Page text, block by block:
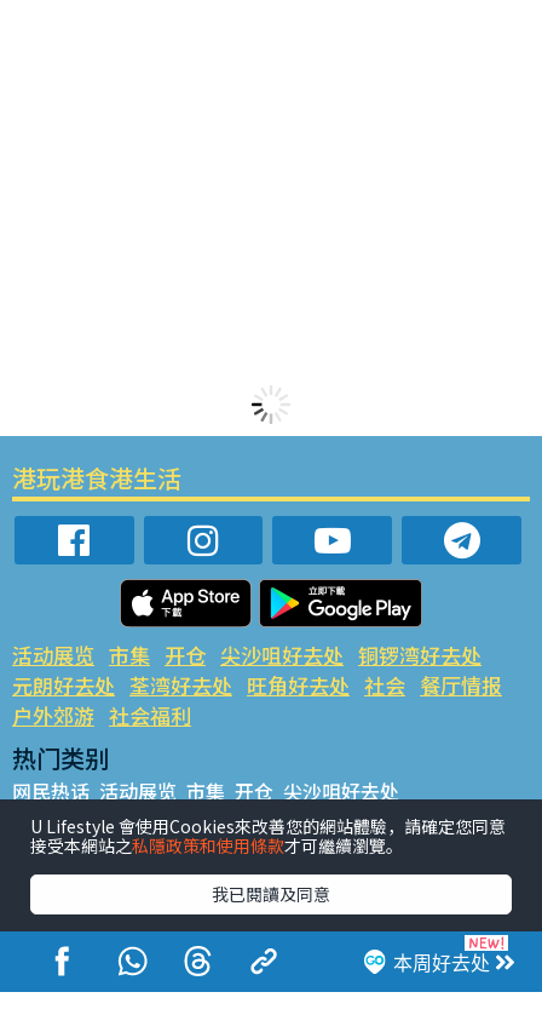
本周好去处
港玩港食港生活
活动展览 市集 开仓 尖沙咀好去处 铜锣湾好去处
元朗好去处 荃湾好去处 旺角好去处 社会 餐厅情报
户外郊游 社会福利
热门类别
网民热话 活动展览 市集 开仓 尖沙咀好去处
铜锣湾好去处 元朗好去处 荃湾好去处 旺角好去处 社会
餐厅情报 户外郊游
热门标签
#UGO揾好去处 #人气活动推介 #美食社群热话
#亲子玩乐好去处
#ULifestyle应用程式
#限时抢
#UJetso礼物放送
#ULifestyle商户中心 #著数 #网络热话
U Lifestyle 會使用Cookies來改善您的網站體驗，請確定您同意
接受本網站之私隱政策和使用條款才可繼續瀏覽。
我已閱讀及同意